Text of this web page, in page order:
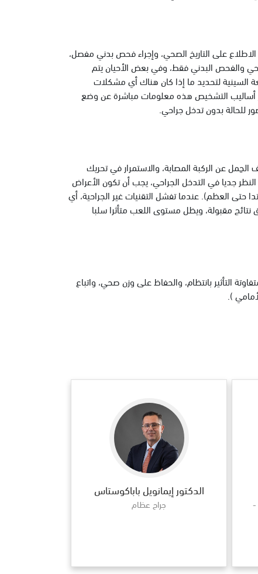
على التاريخ الصحي، وإجراء فحص بدني مفصل،
والفحص البدني فقط، وفي بعض الأحيان يتم
السينية لتحديد ما إذا كان هناك أي مشكلات
أساليب التشخيص هذه معلومات مباشرة عن وضع
للحالة بدون تدخل جراحي.
عن الركبة المصابة، والاستمرار في تحريك
جديا في التدخل الجراحي، يجب أن تكون الأعراض
العظم). عندما تفشل التقنيات غير الجراحية، أي
نتائج مقبولة، ويظل مستوى اللعب متأثرا سلبا
التأثير بانتظام، والحفاظ على وزن صحي، واتباع
).
-
الدكتور إيمانويل باباكوستاس
جراح عظام